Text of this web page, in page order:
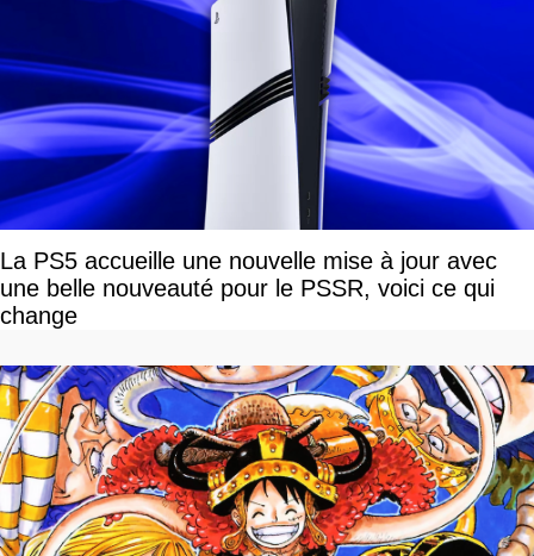
La PS5 accueille une nouvelle mise à jour avec
une belle nouveauté pour le PSSR, voici ce qui
change